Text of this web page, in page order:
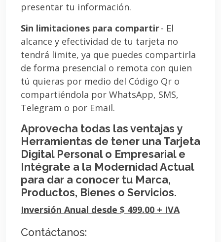
presentar tu información.
Sin limitaciones para compartir- El
alcance y efectividad de tu tarjeta no
tendrá limite, ya que puedes compartirla
de forma presencial o remota con quien
tú quieras por medio del Código Qr o
compartiéndola por WhatsApp, SMS,
Telegram o por Email.
Aprovecha todas las ventajas y
Herramientas de tener una Tarjeta
Digital Personal o Empresarial e
Intégrate a la Modernidad Actual
para dar a conocer tu Marca,
Productos, Bienes o Servicios.
Inversión Anual desde $ 499.00 + IVA
Contáctanos: